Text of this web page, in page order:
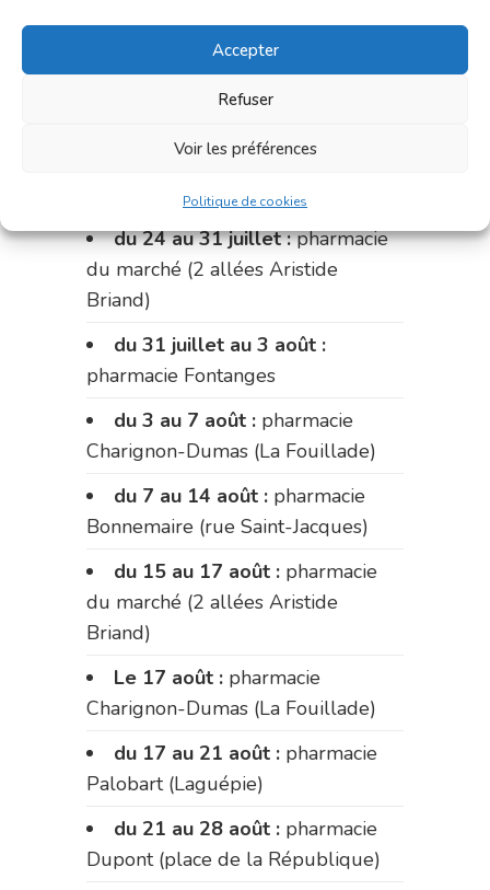
Accepter
Refuser
Voir les préférences
Politique de cookies
Carnus (rue Marcellin-Fabre)
Le 20 juillet : pharmacie
du 20 au 24 juillet :pharmacie
Palobart (Laguépie)
du 24 au 31 juillet :pharmacie
du marché (2 allées Aristide
Briand)
du 31 juillet au 3 août :
pharmacie Fontanges
du 3 au 7 août : pharmacie
Charignon-Dumas (La Fouillade)
du 7 au 14 août : pharmacie
Bonnemaire (rue Saint-Jacques)
du 15 au 17 août : pharmacie
du marché (2 allées Aristide
Briand)
Le 17 août : pharmacie
Charignon-Dumas (La Fouillade)
du 17 au 21 août : pharmacie
Palobart (Laguépie)
du 21 au 28 août : pharmacie
Dupont (place de la République)